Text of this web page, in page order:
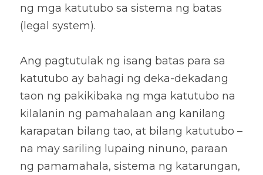
ng mga katutubo sa sistema ng batas
(legal system).
Ang pagtutulak ng isang batas para sa
katutubo ay bahagi ng deka-dekadang
taon ng pakikibaka ng mga katutubo na
kilalanin ng pamahalaan ang kanilang
karapatan bilang tao, at bilang katutubo –
na may sariling lupaing ninuno, paraan
ng pamamahala, sistema ng katarungan,